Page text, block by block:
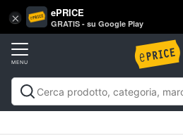
× ePRICE
GRATIS - su Google Play
Accedi
Registrati
Offerte
Vai
al
Elettrodomestici
Frigoriferi